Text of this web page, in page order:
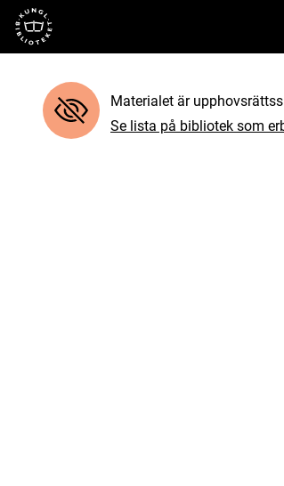
Till startsidan
Materialet är
Se lista på bibliotek som